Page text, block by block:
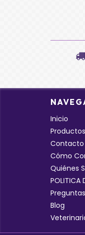
Inicio
Productos
Contacto
Cómo
Quiénes
POLITICA
Blog